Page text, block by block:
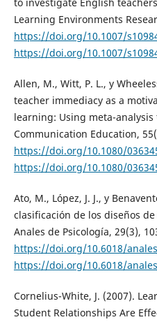
Learning Environments
https://doi.org/10.1007/
https://doi.org/10.1007/
Allen, M., Witt, P. L., y
teacher immediacy as a
learning: Using meta-
Communication Education,
https://doi.org/10.1080/
https://doi.org/10.1080/
Ato, M., López, J. J., y
clasificación de los diseños
Anales de Psicología, 29(3),
https://doi.org/10.6018/
https://doi.org/10.6018/
Cornelius-White, J. (2007).
Student Relationships Are